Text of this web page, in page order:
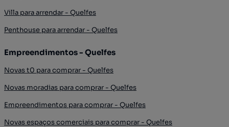
Villa para arrendar - Quelfes
Penthouse para arrendar - Quelfes
Empreendimentos - Quelfes
Novas t0 para comprar - Quelfes
Novas moradias para comprar - Quelfes
Empreendimentos para comprar - Quelfes
Novas espaços comerciais para comprar - Quelfes